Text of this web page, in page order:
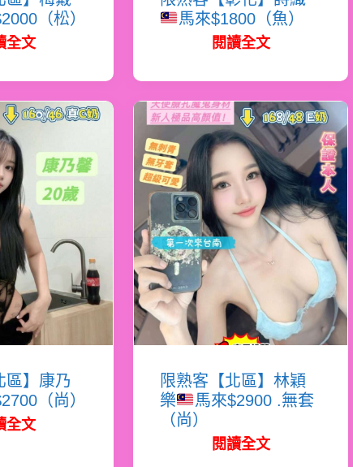
（松）
全文
馬來$1800（魚）
閱讀全文
區】康乃
（尚）
全文
限熟客【北區】林穎
樂
馬來$2900 .無套
（尚）
閱讀全文